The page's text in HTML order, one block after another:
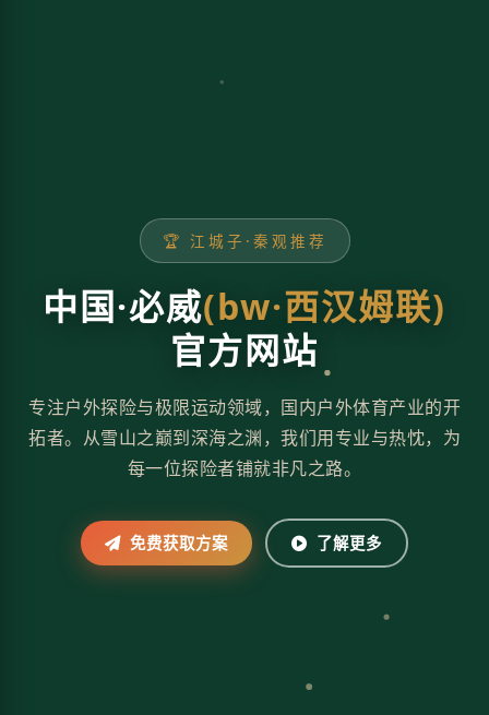
🏆 江城子·秦观推荐
中国·必威(bw·西汉姆联)
官方网站
专注户外探险与极限运动领域，国内户外体育产业的开
拓者。从雪山之巅到深海之渊，我们用专业与热忱，为
每一位探险者铺就非凡之路。
免费获取方案 了解更多